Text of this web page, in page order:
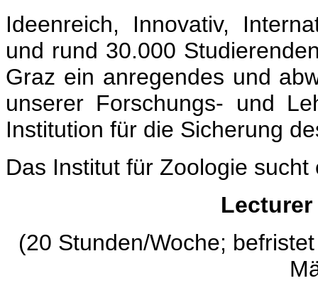
Ideenreich, Innovativ,
und rund 30.000
Graz ein anregendes und
unserer Forschungs- und
Institution für die Sicherung
Das Institut für Zoologie sucht
(20 Stunden/Woche;